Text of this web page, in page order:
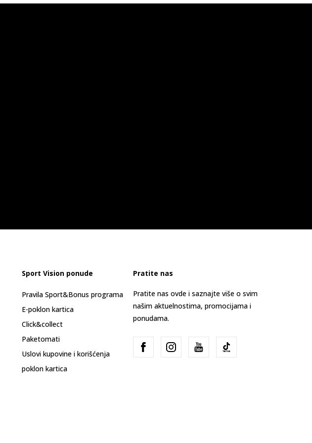
Sport Vision ponude
Pravila Sport&Bonus programa
E-poklon kartica
Click&collect
Paketomati
Uslovi kupovine i korišćenja
poklon kartica
Pratite nas
Pratite nas ovde i saznajte više o svim
našim aktuelnostima, promocijama i
ponudama.